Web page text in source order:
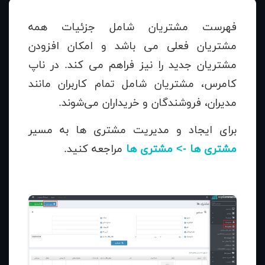
فهرست مشتریان شامل جزئیات همه
مشتریان فعلی می باشد و امکان افزودن
مشتریان جدید را نیز فراهم می کند. در ناپ
کامرس، مشتریان شامل تمام کاربران مانند
مدیران، فروشندگان و خریداران می‌شوند.
برای ایجاد و مدیریت مشتری ها به مسیر
مشتری ها -> مشتری ها مراجعه کنید.